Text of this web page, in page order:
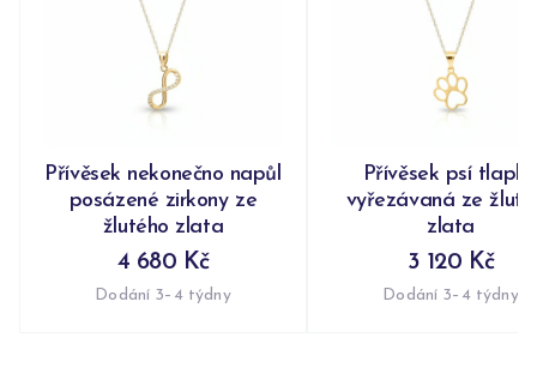
Přívěsek nekonečno napůl
posázené zirkony ze
žlutého zlata
4 680 Kč
Dodání 3–4 týdny
Přívěsek psí
vyřezávaná ze
zlata
3 120 Kč
Dodání 3–4 týdny